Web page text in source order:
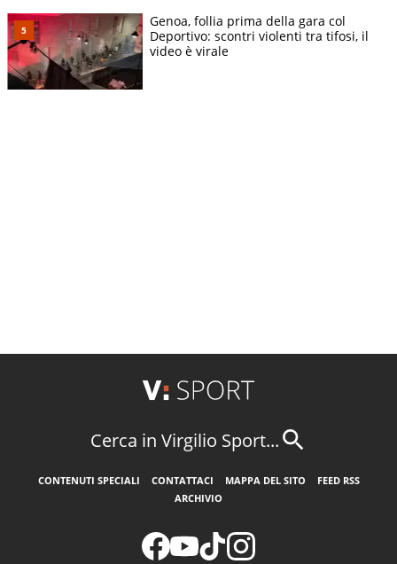
Genoa, follia prima della gara col
Deportivo: scontri violenti tra tifosi, il
video è virale
Cerca in Virgilio Sport...
CONTENUTI SPECIALI CONTATTACI MAPPA DEL SITO
FEED RSS
ARCHIVIO